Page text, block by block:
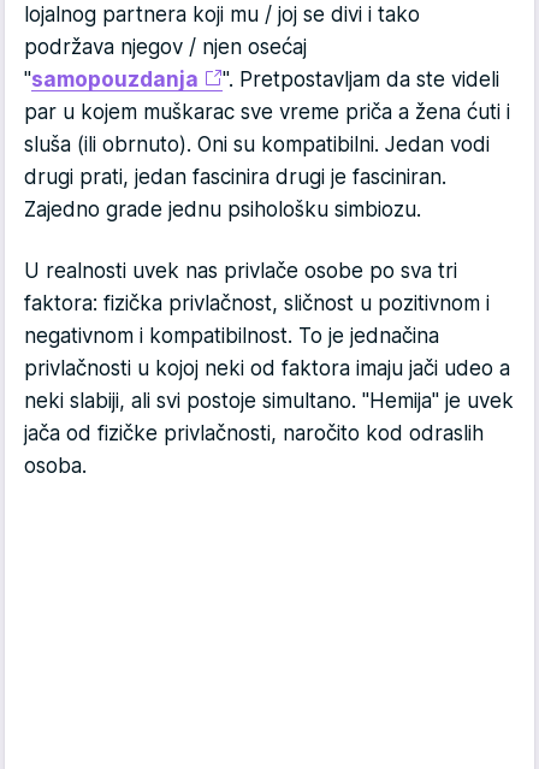
lojalnog partnera koji mu / joj se divi i tako
podržava njegov / njen osećaj
"samopouzdanja
". Pretpostavljam da ste videli
par u kojem muškarac sve vreme priča a žena ćuti i
sluša (ili obrnuto). Oni su kompatibilni. Jedan vodi
drugi prati, jedan fascinira drugi je fasciniran.
Zajedno grade jednu psihološku simbiozu.
U realnosti uvek nas privlače osobe po sva tri
faktora: fizička privlačnost, sličnost u pozitivnom i
negativnom i kompatibilnost. To je jednačina
privlačnosti u kojoj neki od faktora imaju jači udeo a
neki slabiji, ali svi postoje simultano. "Hemija" je uvek
jača od fizičke privlačnosti, naročito kod odraslih
osoba.